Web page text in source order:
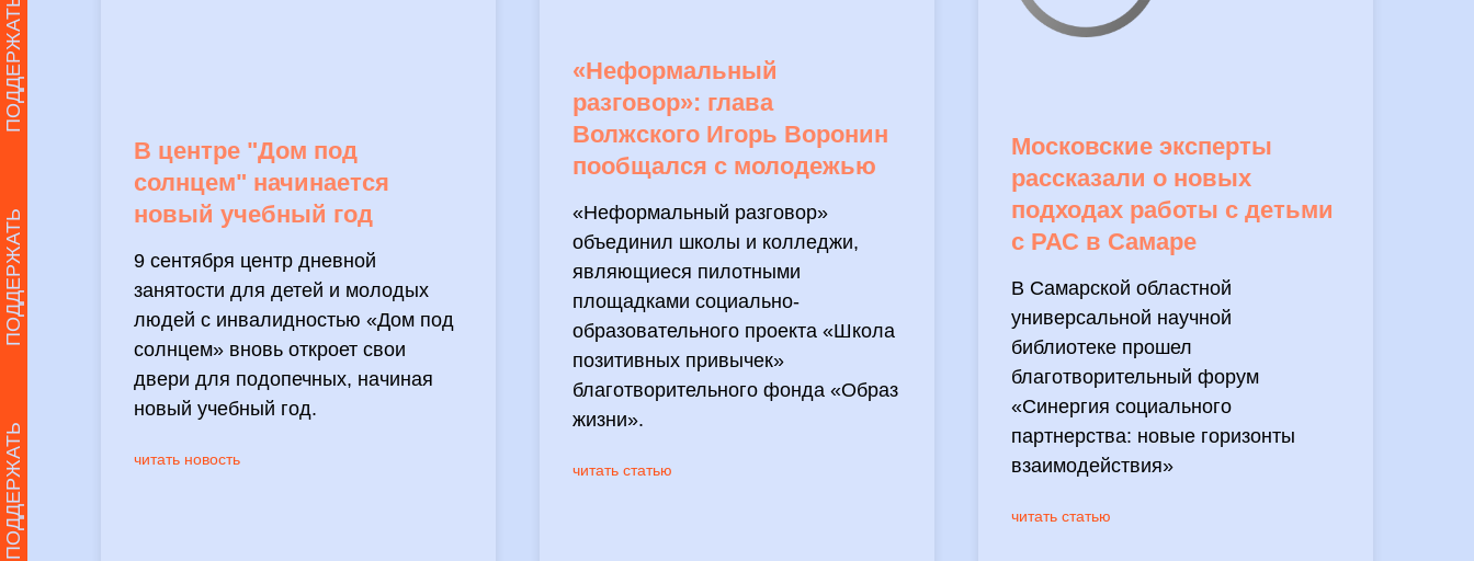
ПОДДЕРЖАТЬ
ПОДДЕРЖАТЬ
ПОДДЕРЖАТЬ
В центре "Дом под
солнцем" начинается
новый учебный год
9 сентября центр дневной
занятости для детей и молодых
людей с инвалидностью «Дом под
солнцем» вновь откроет свои
двери для подопечных, начиная
новый учебный год.
читать новость
«Неформальный
разговор»: глава
Волжского Игорь Воронин
пообщался с молодежью
«Неформальный разговор»
объединил школы и колледжи,
являющиеся пилотными
площадками социально-
образовательного проекта «Школа
позитивных привычек»
благотворительного фонда «Образ
жизни».
читать статью
Московские эксперты
рассказали о новых
подходах работы с детьми
с РАС в Самаре
В Самарской областной
универсальной научной
библиотеке прошел
благотворительный форум
«Синергия социального
партнерства: новые горизонты
взаимодействия»
читать статью